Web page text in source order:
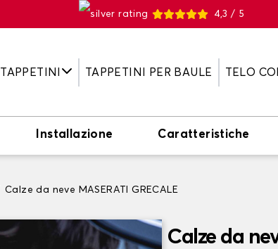
4,3 / 5
TAPPETINI TAPPETINI PER BAULE TELO
Installazione Caratteristiche
Calze da neve MASERATI GRECALE
Calze da